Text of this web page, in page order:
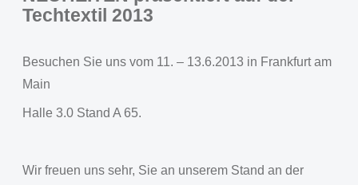
Techtextil 2013
Besuchen Sie uns vom 11. – 13.6.2013 in Frankfurt am
Main
Halle 3.0 Stand A 65.
Wir freuen uns sehr, Sie an unserem Stand an der